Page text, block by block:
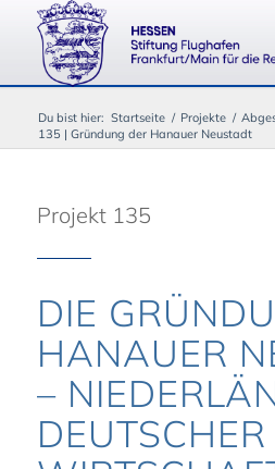
Du bist hier: Startseite / Projekte /
135 | Gründung der Hanauer Neustadt
Projekt 135
DIE
HANAUER
–
DEUTSCHER